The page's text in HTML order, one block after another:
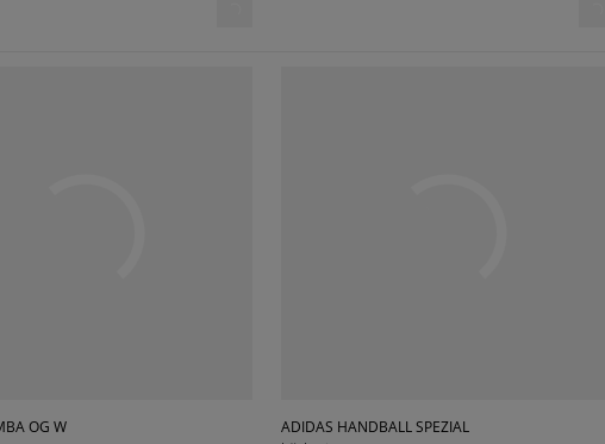
OG W
ADIDAS HANDBALL SPEZIAL